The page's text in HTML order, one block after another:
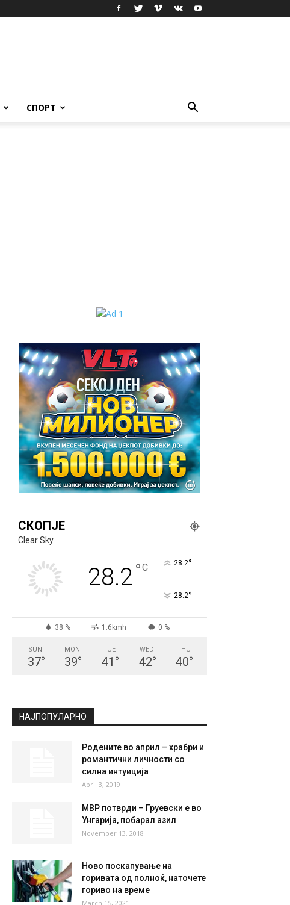
СПОРТ
СКОПЈЕ
Clear Sky
28.2°C 28.2°
28.2°
38 % 1.6kmh 0 %
SUN
37°
MON
39°
TUE
41 °
WED
42°
THU
40°
НАЈПОПУЛАРНО
Родените во април – храбри и
романтични личности со
силна интуиција
April 3, 2019
МВР потврди – Груевски е во
Унгарија, побарал азил
November 13, 2018
Ново поскапување на
горивата од полноќ, наточете
гориво на време
March 15, 2021